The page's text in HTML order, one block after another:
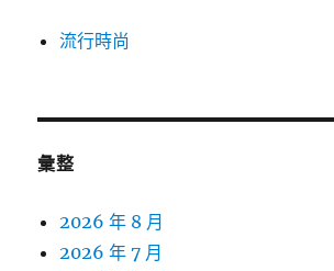
流行時尚
彙整
2026 年 8 月
2026 年 7 月